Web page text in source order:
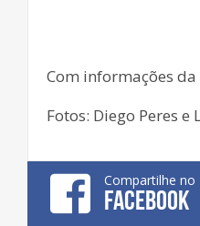
Com informações
Fotos: Diego Peres e
Compartilhe no
FACEBOOK